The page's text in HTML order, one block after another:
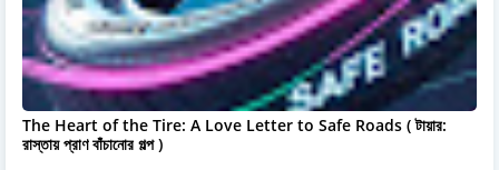
The Heart of the Tire: A Love Letter to Safe Roads ( টায়ার:
রাস্তায় প্রাণ বাঁচানোর গল্প )